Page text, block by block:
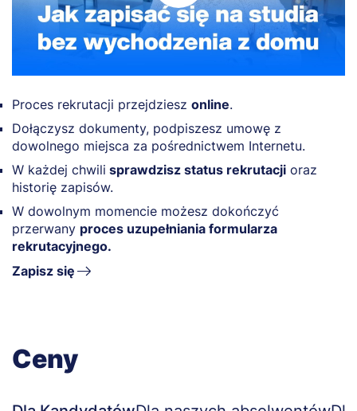
Proces rekrutacji przejdziesz online.
Dołączysz dokumenty, podpiszesz umowę z
dowolnego miejsca za pośrednictwem Internetu.
W każdej chwili sprawdzisz status rekrutacji oraz
historię zapisów.
W dowolnym momencie możesz dokończyć
przerwany proces uzupełniania formularza
rekrutacyjnego.
Zapisz się
Ceny